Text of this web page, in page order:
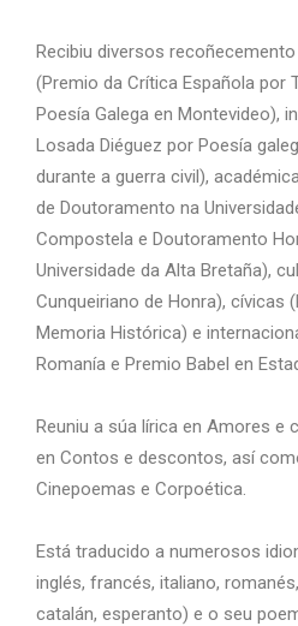
Recibiu diversos
(Premio da Crítica Española por
Poesía Galega en Montevideo),
Losada Diéguez por Poesía
durante a guerra civil),
de Doutoramento na
Compostela e Doutoramento
Universidade da Alta Bretaña),
Cunqueiriano de Honra), cívicas
Memoria Histórica) e
Romanía e Premio Babel en
Reuniu a súa lírica en Amores e
en Contos e descontos, así
Cinepoemas e Corpoética.
Está traducido a numerosos
inglés, francés, italiano,
catalán, esperanto) e o seu